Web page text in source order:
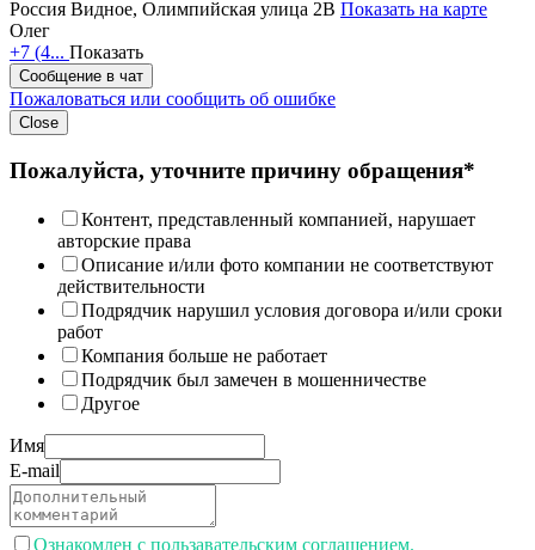
Россия Видное, Олимпийская улица 2В Показать на карте
Олег
+7 (4... Показать
Сообщение в чат
Пожаловаться или сообщить об ошибке
Close
Пожалуйста, уточните причину обращения*
Контент, представленный компанией, нарушает
авторские права
Описание и/или фото компании не соответствуют
действительности
Подрядчик нарушил условия договора и/или сроки
работ
Компания больше не работает
Подрядчик был замечен в мошенничестве
Другое
Имя
E-mail
Ознакомлен с пользавательским соглашением.